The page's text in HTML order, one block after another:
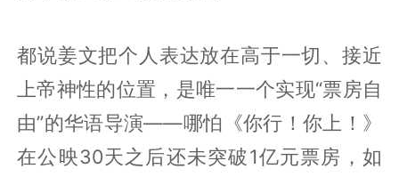
都说姜文把个人表达放在高于一切、接近
上帝神性的位置，是唯一一个实现“票房自
由”的华语导演——哪怕《你行！你上！》
在公映30天之后还未突破1亿元票房，如